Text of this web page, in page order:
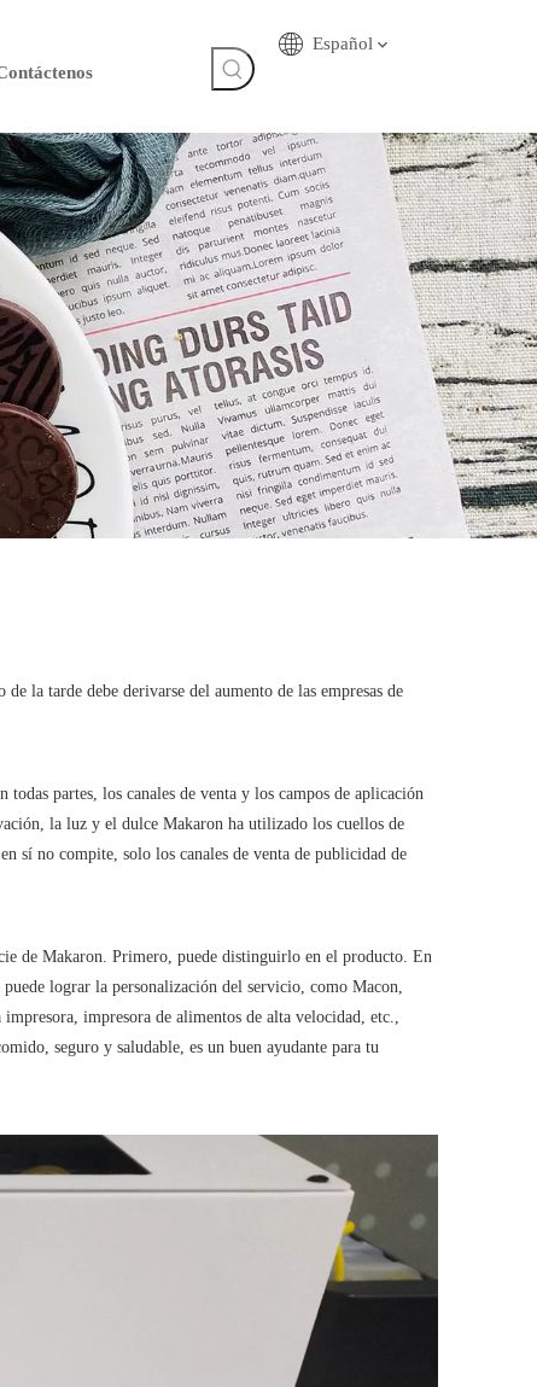
Español
la tarde debe derivarse del aumento de las empresas de
partes, los canales de venta y los campos de aplicación
la luz y el dulce Makaron ha utilizado los cuellos de
sí no compite, solo los canales de venta de publicidad de
de Makaron. Primero, puede distinguirlo en el producto. En
lograr la personalización del servicio, como Macon,
impresora de alimentos de alta velocidad, etc.,
seguro y saludable, es un buen ayudante para tu